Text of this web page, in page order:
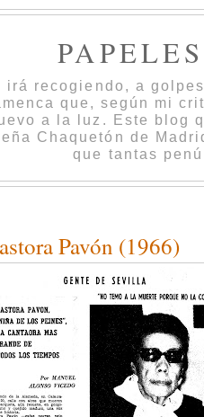
irá recogiendo, a
que, según mi
a la luz. Este blog
Chaquetón de
que tantas
Pavón (1966)